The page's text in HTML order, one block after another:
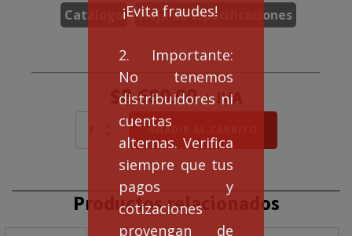
¡Evita fraudes!
2. Importante:
No tenemos
distribuidores ni
cuentas
alternas. Verifica
siempre que tus
pagos y
cotizaciones
provengan de
Catálogo Hoja de Especificaciones
$8,680.00 + IVA
ELÉCTRICO
BRIDA
C
cantidad
AÑADIR AL CARRITO
Productos relacionados